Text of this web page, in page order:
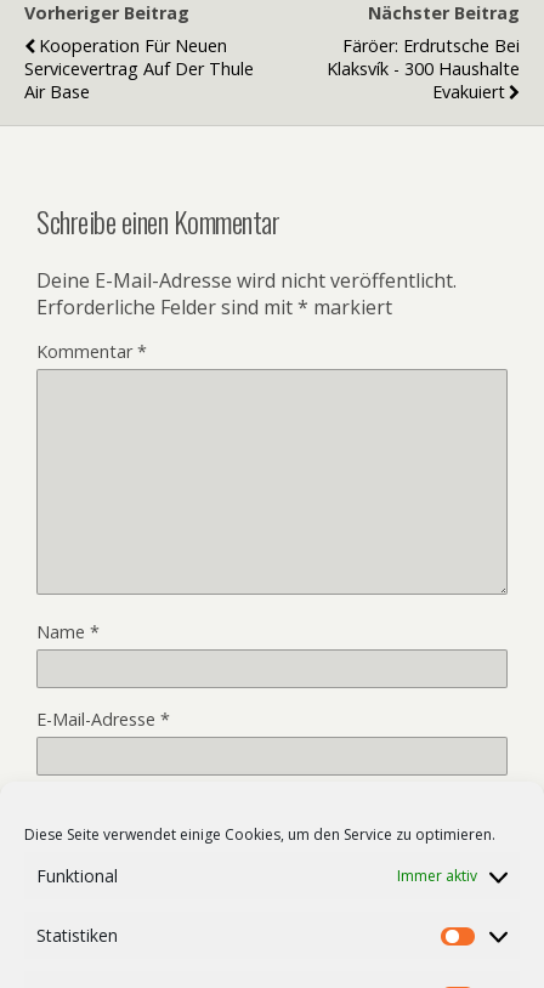
Diese Seite verwendet einige Cookies, um den Service zu optimieren.
Funktional Immer aktiv
Statistiken
Vorheriger Beitrag
Kooperation Für Neuen
Servicevertrag Auf Der Thule
Air Base
Nächster Beitrag
Färöer: Erdrutsche Bei
Klaksvík - 300 Haushalte
Evakuiert
Schreibe einen Kommentar
Deine E-Mail-Adresse wird nicht veröffentlicht.
Erforderliche Felder sind mit* markiert
Kommentar*
Name *
E-Mail-Adresse *
meinen nächsten Kommentar speichern.